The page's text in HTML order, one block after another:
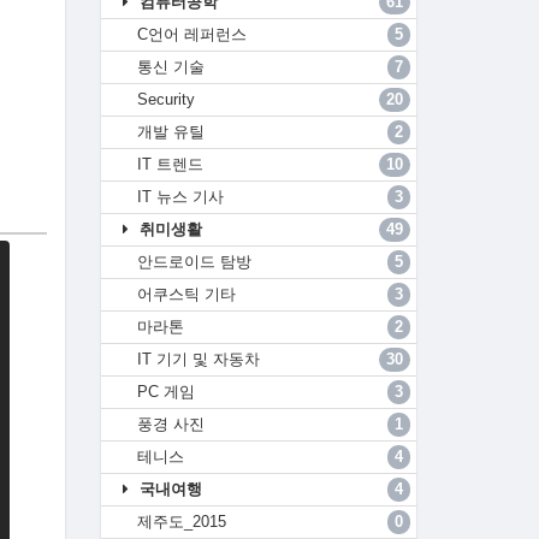
C언어 레퍼런스
5
통신 기술
7
Security
20
개발 유틸
2
IT 트렌드
10
IT 뉴스 기사
3
취미생활
49
안드로이드 탐방
5
어쿠스틱 기타
3
마라톤
2
IT 기기 및 자동차
30
PC 게임
3
풍경 사진
1
테니스
4
국내여행
4
제주도_2015
0